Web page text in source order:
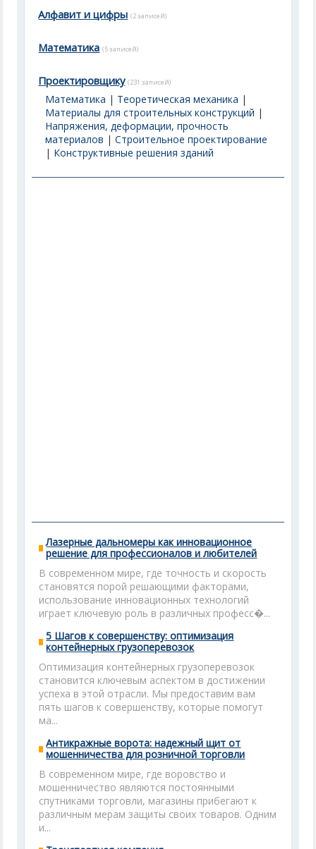
Алфавит и цифры (2 записей)
Математика (5 записей)
Проектировщику (231 записей)
Математика | Теоретическая механика |
Материалы для строительных конструкций |
Напряжения, деформации, прочность
материалов |Строительное проектирование
| Конструктивные решения зданий
Лазерные дальномеры как инновационное
решение для профессионалов и любителей
В современном мире, где точность и скорость
становятся порой решающими факторами,
использование инновационных технологий
играет ключевую роль в различных професс�...
5 Шагов к совершенству: оптимизация
контейнерных грузоперевозок
Оптимизация контейнерных грузоперевозок
становится ключевым аспектом в достижении
успеха в этой отрасли. Мы предоставим вам
пять шагов к совершенству, которые помогут
ма...
Антикражные ворота: надежный щит от
мошенничества для розничной торговли
В современном мире, где воровство и
мошенничество являются постоянными
спутниками торговли, магазины прибегают к
различным мерам защиты своих товаров. Одним
и...